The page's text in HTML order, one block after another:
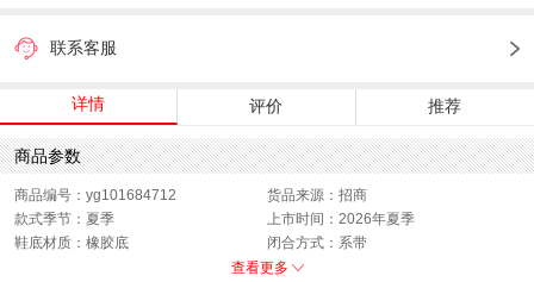
联系客服
详情 评价 推荐
商品参数
商品编号：yg101684712
货品来源：招商
款式季节：夏季
上市时间：2026年夏季
鞋底材质：橡胶底
闭合方式：系带
查看更多